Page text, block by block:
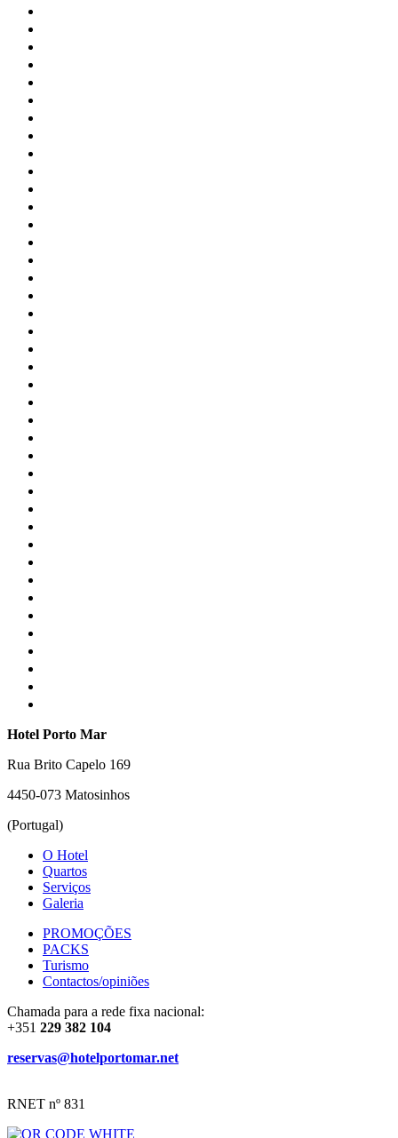
Hotel Porto Mar
Rua Brito Capelo 169
4450-073 Matosinhos
(Portugal)
O Hotel
Quartos
Serviços
Galeria
PROMOÇÕES
PACKS
Turismo
Contactos/opiniões
Chamada para a rede fixa nacional:
+351 229 382 104
reservas@hotelportomar.net
RNET nº 831